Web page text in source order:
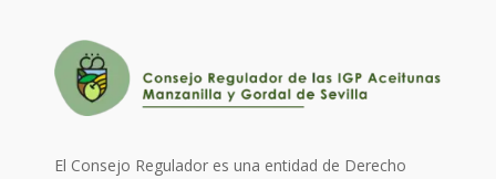
El Consejo Regulador es una entidad de Derecho